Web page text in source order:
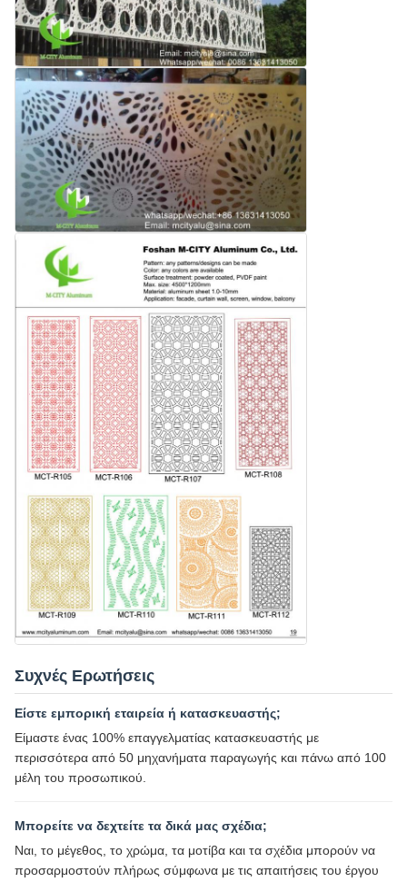
Συχνές Ερωτήσεις
Είστε εμπορική εταιρεία ή κατασκευαστής;
Είμαστε ένας 100% επαγγελματίας κατασκευαστής με
περισσότερα από 50 μηχανήματα παραγωγής και πάνω από 100
μέλη του προσωπικού.
Μπορείτε να δεχτείτε τα δικά μας σχέδια;
Ναι, το μέγεθος, το χρώμα, τα μοτίβα και τα σχέδια μπορούν να
προσαρμοστούν πλήρως σύμφωνα με τις απαιτήσεις του έργου